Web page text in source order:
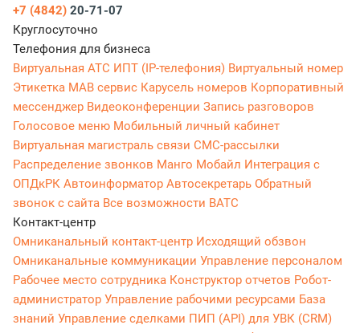
+7 (4842) 20-71-07
Круглосуточно
Телефония для бизнеса
Виртуальная АТС ИПТ (IP-телефония) Виртуальный номер
Этикетка МАВ сервис Карусель номеров Корпоративный
мессенджер Видеоконференции Запись разговоров
Голосовое меню Мобильный личный кабинет
Виртуальная магистраль связи СМС-рассылки
Распределение звонков Манго Мобайл Интеграция с
ОПДкРК Автоинформатор Автосекретарь Обратный
звонок с сайта Все возможности ВАТС
Контакт-центр
Омниканальный контакт-центр Исходящий обзвон
Омниканальные коммуникации Управление персоналом
Рабочее место сотрудника Конструктор отчетов Робот-
администратор Управление рабочими ресурсами База
знаний Управление сделками ПИП (API) для УВК (CRM)